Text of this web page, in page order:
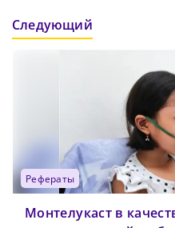
Следующий
рефераты
Монтелукаст в